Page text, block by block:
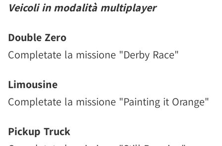
Veicoli in modalità multiplayer
Double Zero
Completate la missione "Derby Race"
Limousine
Completate la missione "Painting it Orange"
Pickup Truck